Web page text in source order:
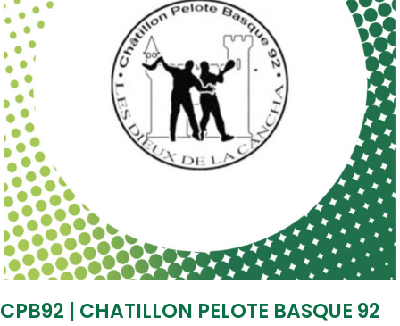
CPB92 | CHATILLON PELOTE BASQUE 92